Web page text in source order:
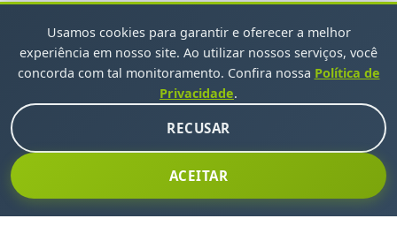
Usamos cookies para garantir e oferecer a melhor
experiência em nosso site. Ao utilizar nossos serviços, você
concorda com tal monitoramento. Confira nossa Política de
Privacidade.
RECUSAR
ACEITAR